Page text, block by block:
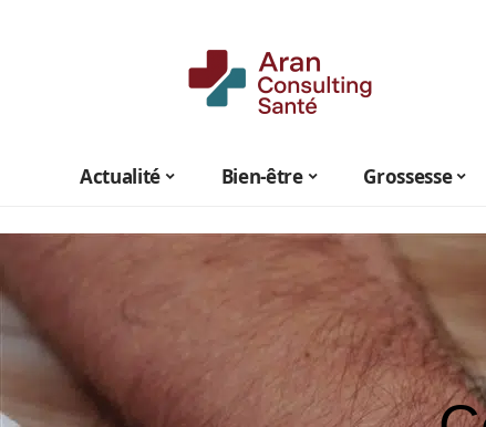
Actualité Bien-être Grossesse